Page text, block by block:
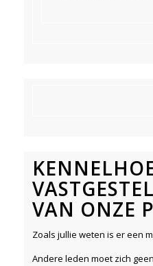
VAN ONZE
Zoals jullie weten is er een
Andere leden moet zich